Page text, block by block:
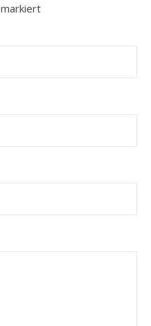
markiert